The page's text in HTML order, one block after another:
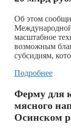
Об этом
масштабное
возможным
субсидиям,
Подробнее
Ферму для
мясного
Осинском